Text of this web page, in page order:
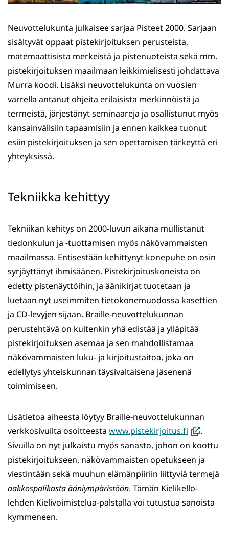
Neuvottelukunta julkaisee sarjaa Pisteet 2000. Sarjaan
sisältyvät oppaat pistekirjoituksen perusteista,
matemaattisista merkeistä ja pistenuoteista sekä mm.
pistekirjoituksen maailmaan leikkimielisesti johdattava
Murra koodi. Lisäksi neuvottelukunta on vuosien
varrella antanut ohjeita erilaisista merkinnöistä ja
termeistä, järjestänyt seminaareja ja osallistunut myös
kansainvälisiin tapaamisiin ja ennen kaikkea tuonut
esiin pistekirjoituksen ja sen opettamisen tärkeyttä eri
yhteyksissä.
Tekniikka kehittyy
Tekniikan kehitys on 2000-luvun aikana mullistanut
tiedonkulun ja -tuottamisen myös näkövammaisten
maailmassa. Entisestään kehittynyt konepuhe on osin
syrjäyttänyt ihmisäänen. Pistekirjoituskoneista on
edetty pistenäyttöihin, ja äänikirjat tuotetaan ja
luetaan nyt useimmiten tietokonemuodossa kasettien
ja CD-levyjen sijaan. Braille-neuvottelukunnan
perustehtävä on kuitenkin yhä edistää ja ylläpitää
pistekirjoituksen asemaa ja sen mahdollistamaa
näkövammaisten luku- ja kirjoitustaitoa, joka on
edellytys yhteiskunnan täysivaltaisena jäsenenä
toimimiseen.
Lisätietoa aiheesta löytyy Braille-neuvottelukunnan
verkkosivuilta osoitteesta www.pistekirjoitus.fi (avautuu
uuteen
ikkunaan,
siirryt
toiseen
palveluun)
.
Sivuilla on nyt julkaistu myös sanasto, johon on koottu
pistekirjoitukseen, näkövammaisten opetukseen ja
viestintään sekä muuhun elämänpiiriin liittyviä termejä
aakkospalikasta ääniympäristöön. Tämän Kielikello-
lehden Kielivoimistelua-palstalla voi tutustua sanoista
kymmeneen.